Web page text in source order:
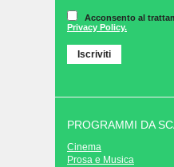
Acconsento al
Privacy Policy.
PROGRAMMI DA
Cinema
Prosa e Musica